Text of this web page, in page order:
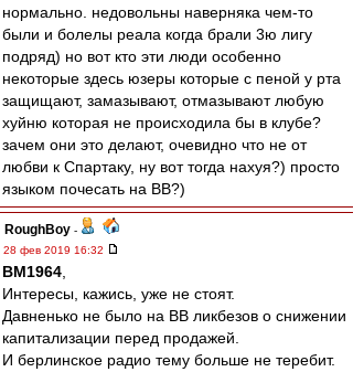
нормально. недовольны наверняка чем-то
были и болелы реала когда брали 3ю лигу
подряд) но вот кто эти люди особенно
некоторые здесь юзеры которые с пеной у рта
защищают, замазывают, отмазывают любую
хуйню которая не происходила бы в клубе?
зачем они это делают, очевидно что не от
любви к Спартаку, ну вот тогда нахуя?) просто
языком почесать на ВВ?)
RoughBoy -
28 фев 2019 16:32
BM1964
Интересы, кажись, уже не стоят.
Давненько не было на ВВ ликбезов о снижении
капитализации перед продажей.
И берлинское радио тему больше не теребит.